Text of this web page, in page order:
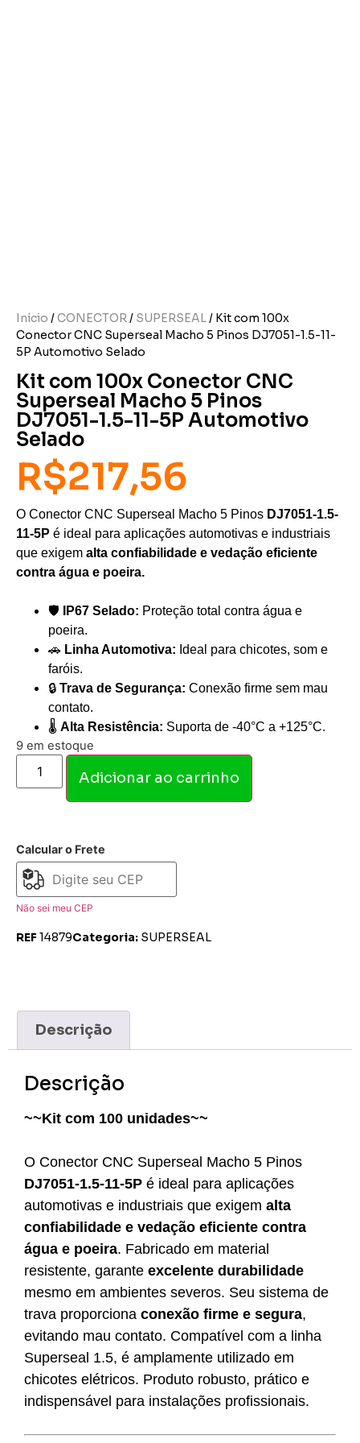
Início /CONECTOR/ SUPERSEAL/ Kit com 100x
Conector CNC Superseal Macho 5 Pinos DJ7051-1.5-11-
5P Automotivo Selado
Kit com 100x Conector CNC
Superseal Macho 5 Pinos
DJ7051-1.5-11-5P Automotivo
Selado
R$217,56
O Conector CNC Superseal Macho 5 Pinos DJ7051-1.5-
11-5P é ideal para aplicações automotivas e industriais
que exigem alta confiabilidade e vedação eficiente
contra água e poeira.
🛡️ IP67 Selado: Proteção total contra água e
poeira.
🚗 Linha Automotiva: Ideal para chicotes, som e
faróis.
🔒 Trava de Segurança: Conexão firme sem mau
contato.
🌡️ Alta Resistência: Suporta de -40°C a +125°C.
9 em estoque
Adicionar ao carrinho
Calcular o Frete
Não sei meu CEP
REF 14879Categoria: SUPERSEAL
Descrição
Descrição
~~Kit com 100 unidades~~
O Conector CNC Superseal Macho 5 Pinos
DJ7051-1.5-11-5P é ideal para aplicações
automotivas e industriais que exigem alta
confiabilidade e vedação eficiente contra
água e poeira. Fabricado em material
resistente, garante excelente durabilidade
mesmo em ambientes severos. Seu sistema de
trava proporciona conexão firme e segura,
evitando mau contato. Compatível com a linha
Superseal 1.5, é amplamente utilizado em
chicotes elétricos. Produto robusto, prático e
indispensável para instalações profissionais.